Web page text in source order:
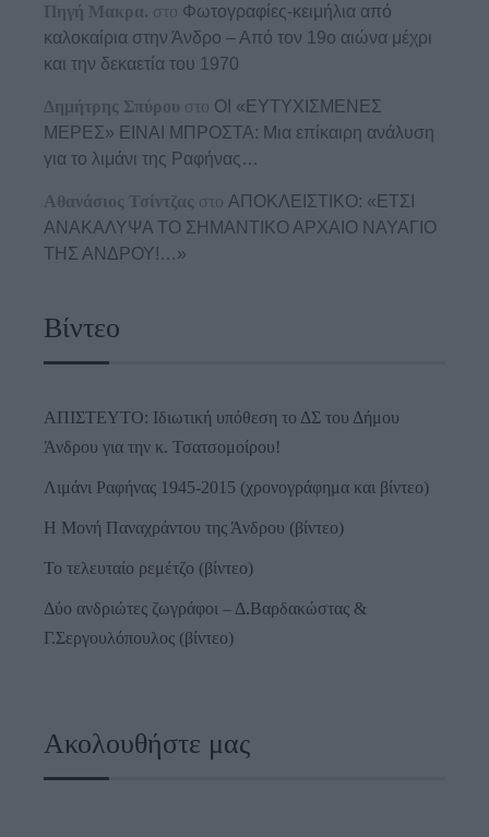
Πηγή Μακρα. στο Φωτογραφίες-κειμήλια από
καλοκαίρια στην Άνδρο – Από τον 19ο αιώνα μέχρι
και την δεκαετία του 1970
Δημήτρης Σπύρου στο ΟΙ «ΕΥΤΥΧΙΣΜΕΝΕΣ
ΜΕΡΕΣ» ΕΙΝΑΙ ΜΠΡΟΣΤΑ: Μια επίκαιρη ανάλυση
για το λιμάνι της Ραφήνας…
Αθανάσιος Τσίντζας στο ΑΠΟΚΛΕΙΣΤΙΚΟ: «ΕΤΣΙ
ΑΝΑΚΑΛΥΨΑ ΤΟ ΣΗΜΑΝΤΙΚΟ ΑΡΧΑΙΟ ΝΑΥΑΓΙΟ
ΤΗΣ ΑΝΔΡΟΥ!…»
Βίντεο
ΑΠΙΣΤΕΥΤΟ: Ιδιωτική υπόθεση το ΔΣ του Δήμου
Άνδρου για την κ. Τσατσομοίρου!
Λιμάνι Ραφήνας 1945-2015 (χρονογράφημα και βίντεο)
Η Μονή Παναχράντου της Άνδρου (βίντεο)
Το τελευταίο ρεμέτζο (βίντεο)
Δύο ανδριώτες ζωγράφοι – Δ.Βαρδακώστας &
Γ.Σεργουλόπουλος (βίντεο)
Ακολουθήστε μας